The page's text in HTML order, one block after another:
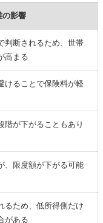
の影響
判断されるため、世帯
高まる
けることで保険料が軽
階が下がることもあり
、限度額が下がる可能
るため、低所得側だけ
がある